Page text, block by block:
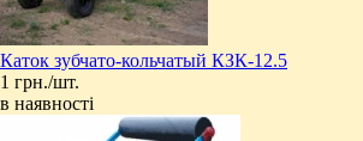
Каток зубчато-кольчатый КЗК-12.5
1 грн./шт.
в наявності